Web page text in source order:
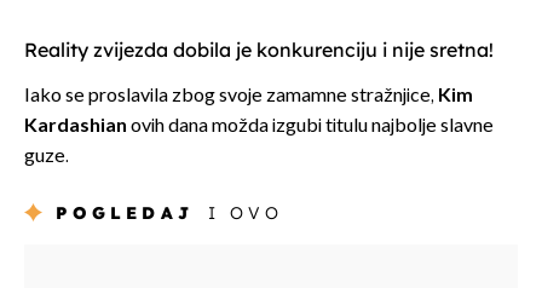
Reality zvijezda dobila je konkurenciju i nije sretna!
Iako se proslavila zbog svoje zamamne stražnjice, Kim
Kardashian ovih dana možda izgubi titulu najbolje slavne
guze.
POGLEDAJ I OVO